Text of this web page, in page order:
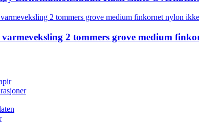
2 tommers grove medium